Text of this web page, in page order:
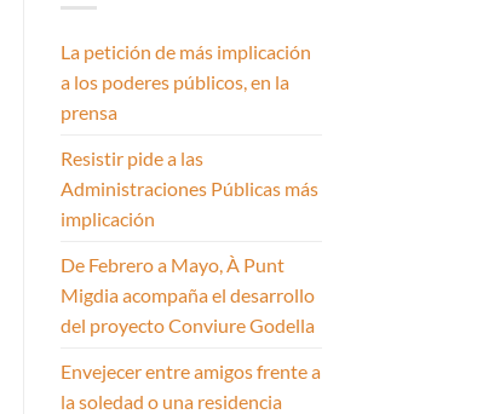
La petición de más implicación
a los poderes públicos, en la
prensa
Resistir pide a las
Administraciones Públicas más
implicación
De Febrero a Mayo, À Punt
Migdia acompaña el desarrollo
del proyecto Conviure Godella
Envejecer entre amigos frente a
la soledad o una residencia